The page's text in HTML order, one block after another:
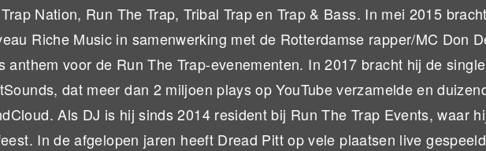
Nation, Run The Trap, Tribal Trap en Trap & Bass. In mei 2015
Riche Music in samenwerking met de Rotterdamse rapper/MC Don
anthem voor de Run The Trap-evenementen. In 2017 bracht hij de
dat meer dan 2 miljoen plays op YouTube verzamelde en
Als DJ is hij sinds 2014 resident bij Run The Trap Events, waar
In de afgelopen jaren heeft Dread Pitt op vele plaatsen live